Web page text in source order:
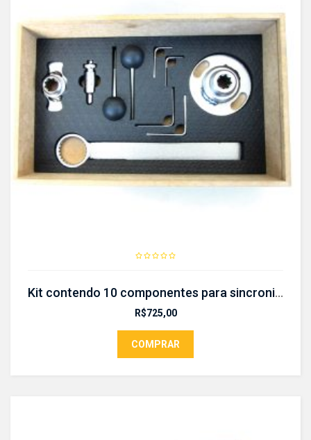
Kit contendo 10 componentes para sincronismo CR 600
R$725,00
COMPRAR